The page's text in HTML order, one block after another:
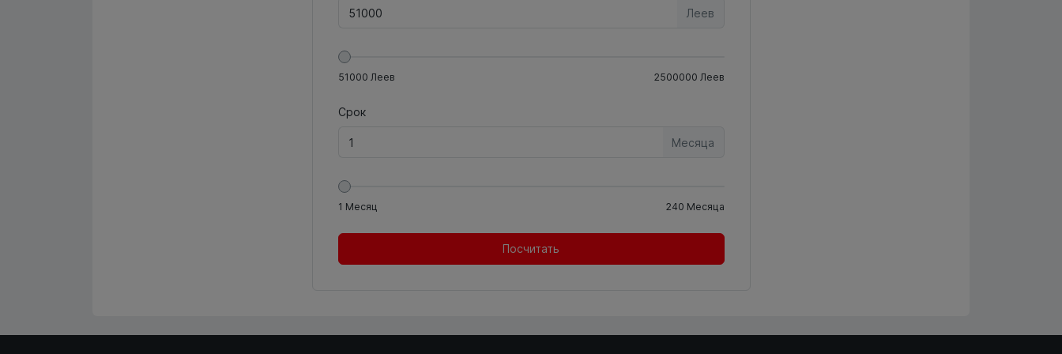
Леев
51000 Леев 2500000 Леев
Срок
Месяца
1 Месяц 240 Месяца
Посчитать